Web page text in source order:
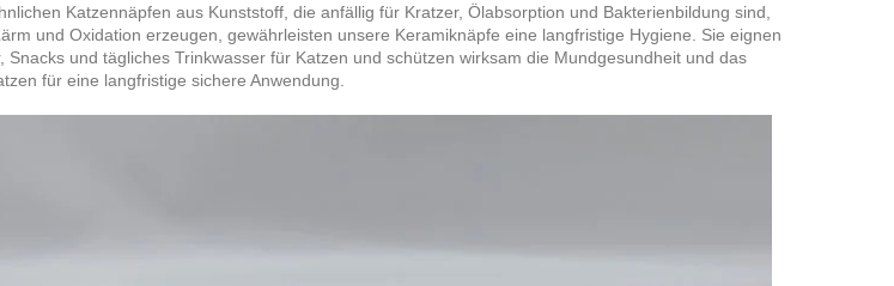
Katzennäpfen aus Kunststoff, die anfällig für Kratzer, Ölabsorption und Bakterienbildung sind,
und Oxidation erzeugen, gewährleisten unsere Keramiknäpfe eine langfristige Hygiene. Sie eignen
Snacks und tägliches Trinkwasser für Katzen und schützen wirksam die Mundgesundheit und das
für eine langfristige sichere Anwendung.